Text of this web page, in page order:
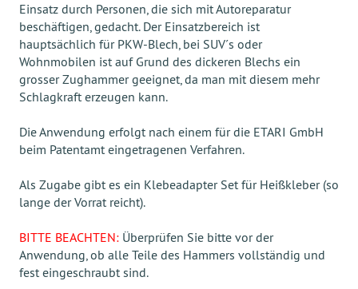
Einsatz durch Personen, die sich mit Autoreparatur
beschäftigen, gedacht. Der Einsatzbereich ist
hauptsächlich für PKW-Blech, bei SUV´s oder
Wohnmobilen ist auf Grund des dickeren Blechs ein
grosser Zughammer geeignet, da man mit diesem mehr
Schlagkraft erzeugen kann.
Die Anwendung erfolgt nach einem für die ETARI GmbH
beim Patentamt eingetragenen Verfahren.
Als Zugabe gibt es ein Klebeadapter Set für Heißkleber (so
lange der Vorrat reicht).
BITTE BEACHTEN: Überprüfen Sie bitte vor der
Anwendung, ob alle Teile des Hammers vollständig und
fest eingeschraubt sind.